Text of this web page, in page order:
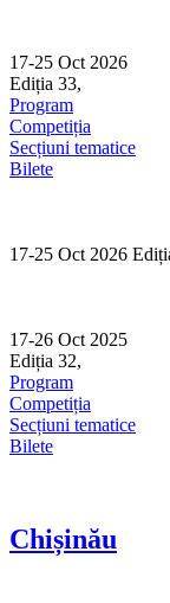
content
17-25 Oct 2026
Ediția 33,
Program
Competiția
Secțiuni tematice
Bilete
17-25 Oct 2026
17-26 Oct 2025
Ediția 32,
Program
Competiția
Secțiuni tematice
Bilete
Chișinău